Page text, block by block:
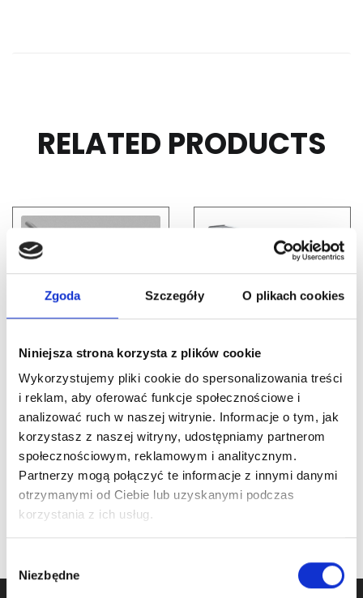
Zgoda Szczegóły O plikach cookies
Niniejsza strona korzysta z plików cookie
Wykorzystujemy pliki cookie do spersonalizowania treści
i reklam, aby oferować funkcje społecznościowe i
analizować ruch w naszej witrynie. Informacje o tym, jak
korzystasz z naszej witryny, udostępniamy partnerom
społecznościowym, reklamowym i analitycznym.
Partnerzy mogą połączyć te informacje z innymi danymi
otrzymanymi od Ciebie lub uzyskanymi podczas
korzystania z ich usług.
zgody
Niezbędne
RELATED PRODUCTS
ARTICLE:545200
Lock set 200mm lock
pin
Price inc. VAT
€ / set
na stanie
ARTICLE:
Door closer assembly
set for passdoor
Price inc. VAT
7.59 € / piece
na stanie